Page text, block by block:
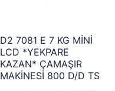
D2 7081 E 7 KG MİNİ
LCD *YEKPARE
KAZAN* ÇAMAŞIR
MAKİNESİ 800 D/D TS